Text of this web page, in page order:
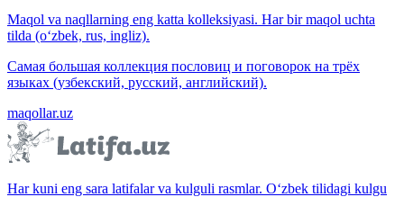
Maqol va naqllarning eng katta kolleksiyasi. Har bir maqol uchta
tilda (o‘zbek, rus, ingliz).
Самая большая коллекция пословиц и поговорок на трёх
языках (узбекский, русский, английский).
maqollar.uz
Har kuni eng sara latifalar va kulguli rasmlar. O‘zbek tilidagi kulgu